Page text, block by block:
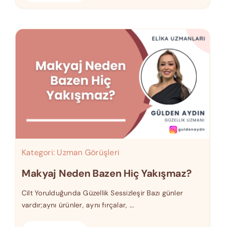
Kategori: Uzman Görüşleri
Makyaj Neden Bazen Hiç Yakışmaz?
Cilt Yorulduğunda Güzellik Sessizleşir Bazı günler
vardır;aynı ürünler, aynı fırçalar, ...